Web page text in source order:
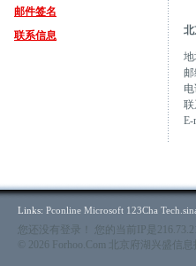
邮件签名
联系信息
地
邮
联
E-
Links: Pconline Microsoft 123Cha
您还没有登录！ 您的当前IP是
© 2026 Forhoo.Com 北京府湖兴盛信